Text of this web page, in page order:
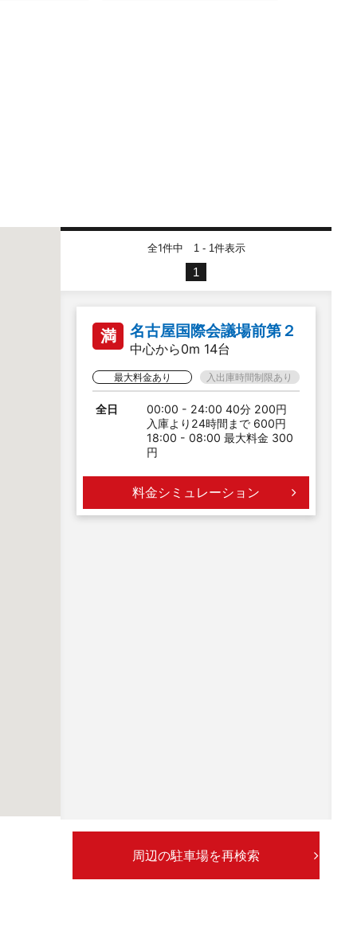
全1件中 1 - 1 件表示
1
満 名古屋国際会議場前第２
中心から0m 14台
最大料金あり 入出庫時間制限あり
全日
00:00 - 24:00 40分 200円
入庫より24時間まで 600円
18:00 - 08:00 最大料金 300
円
料金シミュレーション
周辺の駐車場を再検索